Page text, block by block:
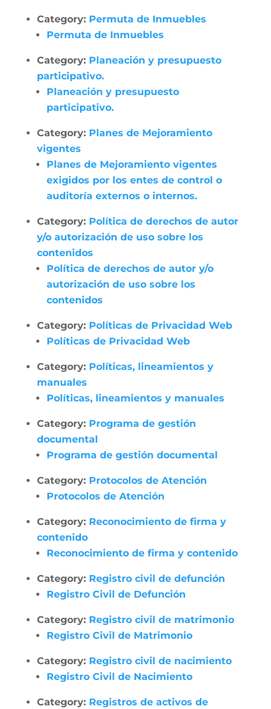
Category: Permuta de Inmuebles
Permuta de Inmuebles
Category: Planeación y presupuesto
participativo.
Planeación y presupuesto
participativo.
Category: Planes de Mejoramiento
vigentes
Planes de Mejoramiento vigentes
exigidos por los entes de control o
auditoría externos o internos.
Category: Política de derechos de autor
y/o autorización de uso sobre los
contenidos
Política de derechos de autor y/o
autorización de uso sobre los
contenidos
Category: Políticas de Privacidad Web
Políticas de Privacidad Web
Category: Políticas, lineamientos y
manuales
Políticas, lineamientos y manuales
Category: Programa de gestión
documental
Programa de gestión documental
Category: Protocolos de Atención
Protocolos de Atención
Category: Reconocimiento de firma y
contenido
Reconocimiento de firma y contenido
Category: Registro civil de defunción
Registro Civil de Defunción
Category: Registro civil de matrimonio
Registro Civil de Matrimonio
Category: Registro civil de nacimiento
Registro Civil de Nacimiento
Category: Registros de activos de